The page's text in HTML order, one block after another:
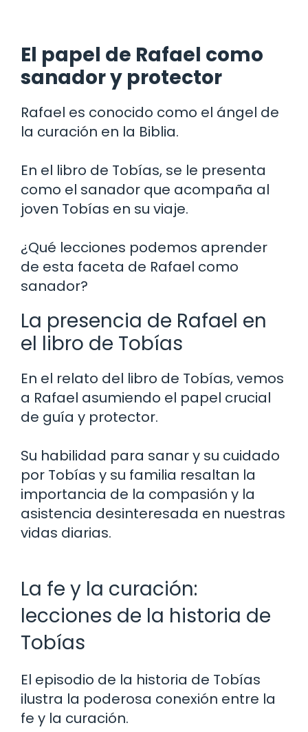
El papel de Rafael como
sanador y protector
Rafael es conocido como el ángel de
la curación en la Biblia.
En el libro de Tobías, se le presenta
como el sanador que acompaña al
joven Tobías en su viaje.
¿Qué lecciones podemos aprender
de esta faceta de Rafael como
sanador?
La presencia de Rafael en
el libro de Tobías
En el relato del libro de Tobías, vemos
a Rafael asumiendo el papel crucial
de guía y protector.
Su habilidad para sanar y su cuidado
por Tobías y su familia resaltan la
importancia de la compasión y la
asistencia desinteresada en nuestras
vidas diarias.
La fe y la curación:
lecciones de la historia de
Tobías
El episodio de la historia de Tobías
ilustra la poderosa conexión entre la
fe y la curación.